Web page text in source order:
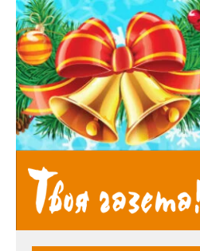
Перейти к содержимому